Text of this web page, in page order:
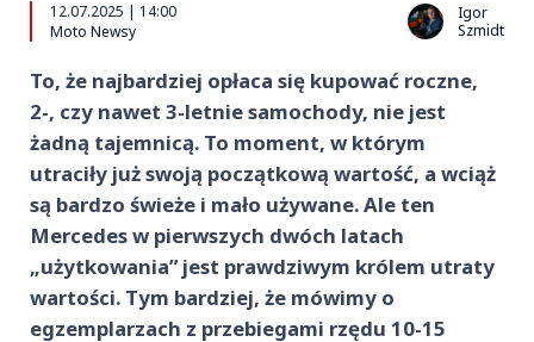
12.07.2025 | 14:00
Moto Newsy
Igor
Szmidt
To, że najbardziej opłaca się kupować roczne,
2-, czy nawet 3-letnie samochody, nie jest
żadną tajemnicą. To moment, w którym
utraciły już swoją początkową wartość, a wciąż
są bardzo świeże i mało używane. Ale ten
Mercedes w pierwszych dwóch latach
„użytkowania” jest prawdziwym królem utraty
wartości. Tym bardziej, że mówimy o
egzemplarzach z przebiegami rzędu 10-15